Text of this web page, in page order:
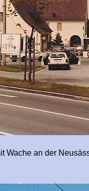
der Neusässer